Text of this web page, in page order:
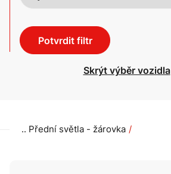
Potvrdit filtr
Skrýt výběr vozidla
Přední světla - žárovka